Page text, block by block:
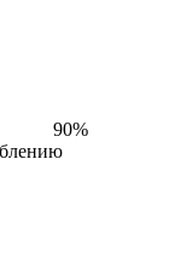
90%